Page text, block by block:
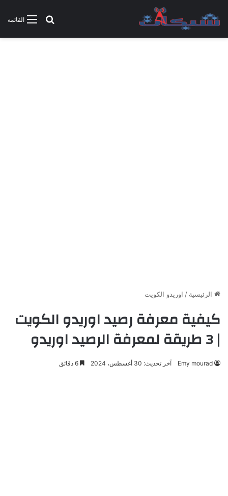
القائمةبحث عن
الرئيسية / اوريدو الكويت
كيفية معرفة رصيد اوريدو الكويت
| 3 طريقة لمعرفة الرصيد اوريدو
Emy mourad آخر تحديث: 30 أغسطس، 2024